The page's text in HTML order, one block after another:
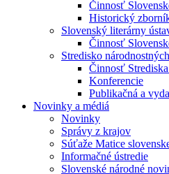
Činnosť
Historický
Slovenský literárny
Činnosť
Stredisko
Činnosť
Konferencie
Publikačná a
Novinky a médiá
Novinky
Správy z krajov
Súťaže Matice
Informačné ústredie
Slovenské národné